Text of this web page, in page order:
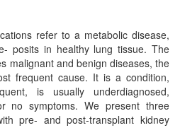
refer to a metabolic disease,
posits in healthy lung tissue. The
malignant and benign diseases, the
frequent cause. It is a condition,
is usually underdiagnosed,
no symptoms. We present three
pre- and post-transplant kidney